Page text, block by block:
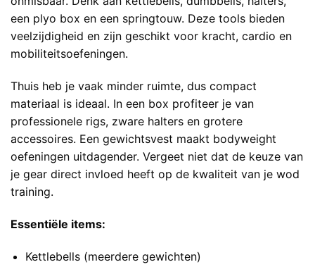
een plyo box en een springtouw. Deze tools bieden
veelzijdigheid en zijn geschikt voor kracht, cardio en
mobiliteitsoefeningen.
Thuis heb je vaak minder ruimte, dus compact
materiaal is ideaal. In een box profiteer je van
professionele rigs, zware halters en grotere
accessoires. Een gewichtsvest maakt bodyweight
oefeningen uitdagender. Vergeet niet dat de keuze van
je gear direct invloed heeft op de kwaliteit van je wod
training.
Essentiële items:
Kettlebells (meerdere gewichten)